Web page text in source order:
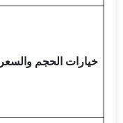
خيارات الحجم والسعر